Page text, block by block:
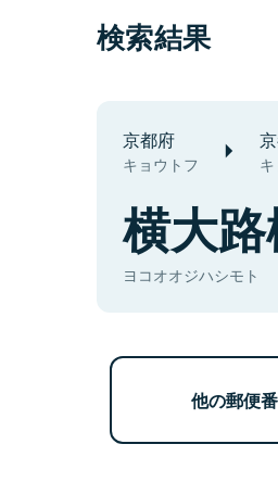
検索結果
京都府
キョウトフ
横大
ヨコオオジハシモト
他の郵便